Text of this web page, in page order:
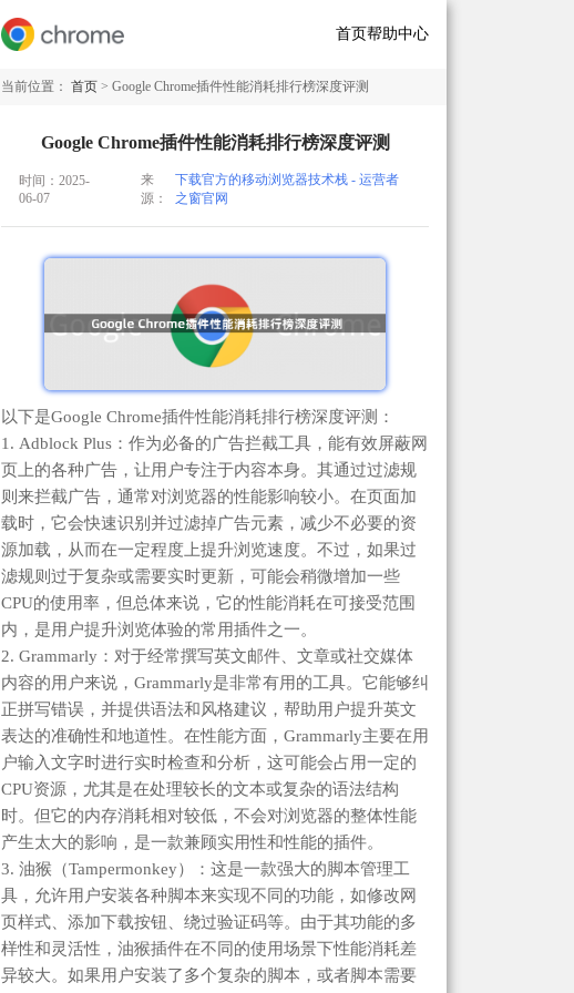
首页帮助中心
当前位置： 首页 > Google Chrome插件性能消耗排行榜深度评测
Google Chrome插件性能消耗排行榜深度评测
时间：2025-
06-07
来
源：
下载官方的移动浏览器技术栈 - 运营者
之窗官网
以下是Google Chrome插件性能消耗排行榜深度评测：
1. Adblock Plus：作为必备的广告拦截工具，能有效屏蔽网
页上的各种广告，让用户专注于内容本身。其通过过滤规
则来拦截广告，通常对浏览器的性能影响较小。在页面加
载时，它会快速识别并过滤掉广告元素，减少不必要的资
源加载，从而在一定程度上提升浏览速度。不过，如果过
滤规则过于复杂或需要实时更新，可能会稍微增加一些
CPU的使用率，但总体来说，它的性能消耗在可接受范围
内，是用户提升浏览体验的常用插件之一。
2. Grammarly：对于经常撰写英文邮件、文章或社交媒体
内容的用户来说，Grammarly是非常有用的工具。它能够纠
正拼写错误，并提供语法和风格建议，帮助用户提升英文
表达的准确性和地道性。在性能方面，Grammarly主要在用
户输入文字时进行实时检查和分析，这可能会占用一定的
CPU资源，尤其是在处理较长的文本或复杂的语法结构
时。但它的内存消耗相对较低，不会对浏览器的整体性能
产生太大的影响，是一款兼顾实用性和性能的插件。
3. 油猴（Tampermonkey）：这是一款强大的脚本管理工
具，允许用户安装各种脚本来实现不同的功能，如修改网
页样式、添加下载按钮、绕过验证码等。由于其功能的多
样性和灵活性，油猴插件在不同的使用场景下性能消耗差
异较大。如果用户安装了多个复杂的脚本，或者脚本需要